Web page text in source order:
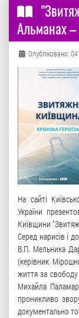
Альманах
ДеталіОпубліковано:
На сайті
України
Київщини
Серед нарисів і
В.П. Мельника
(керівник
життя за свободу
Михайла
проникливо
документально